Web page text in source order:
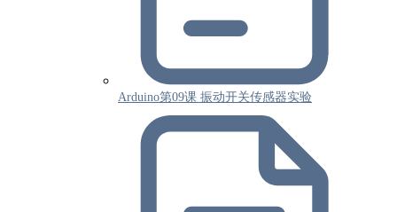
Arduino第09课 振动开关传感器实验